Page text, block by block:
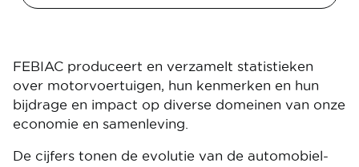
FEBIAC produceert en verzamelt statistieken
over motorvoertuigen, hun kenmerken en hun
bijdrage en impact op diverse domeinen van onze
economie en samenleving.
De cijfers tonen de evolutie van de automobiel-